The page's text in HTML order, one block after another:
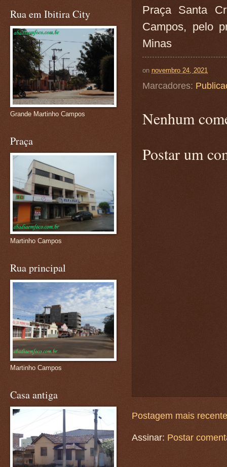
Praça Santa
Campos, pelo
Minas
on novembro 24, 2021
Marcadores:
Nenhum
Postar um
Postagem mais recente
Assinar: Postar
Rua em Ibitira City
Grande Martinho Campos
Praça
Martinho Campos
Rua principal
Martinho Campos
Casa antiga